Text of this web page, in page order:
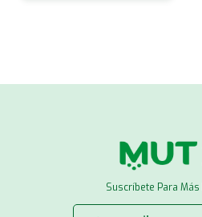
Suscríbete Para